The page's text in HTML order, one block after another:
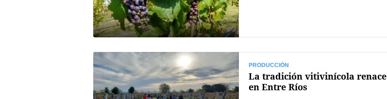
PRODUCCIÓN
La tradición vitivinícola renace
en Entre Ríos